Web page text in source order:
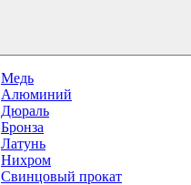
Медь
Алюминий
Дюраль
Бронза
Латунь
Нихром
Свинцовый прокат